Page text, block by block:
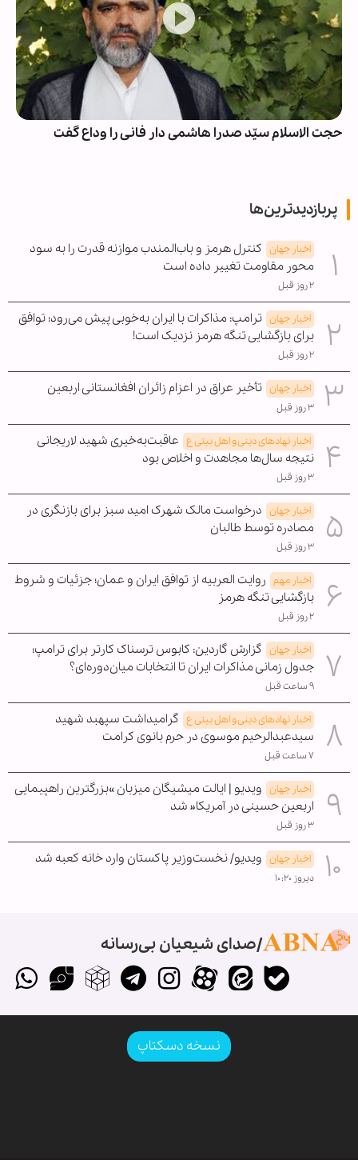
حجت الاسلام سیّد صدرا هاشمی دار فانی را وداع گفت
پربازدیدترین‌ها
اخبار جهان کنترل هرمز و باب‌المندب موازنه قدرت را به سود
محور مقاومت تغییر داده است
۲ روز قبل
اخبار جهان ترامپ: مذاکرات با ایران به‌خوبی پیش می‌رود؛ توافق
برای بازگشایی تنگه هرمز نزدیک است!
۲ روز قبل
اخبار جهان تأخیر عراق در اعزام زائران افغانستانی اربعین
۳ روز قبل
اخبار نهادهای دینی و اهل بیتی ع عاقبت‌به‌خیری شهید لاریجانی
نتیجه سال‌ها مجاهدت و اخلاص بود
۳ روز قبل
اخبار جهان درخواست مالک شهرک امید سبز برای بازنگری در
مصادره توسط طالبان
۳ روز قبل
اخبار مهم روایت العربیه از توافق ایران و عمان؛ جزئیات و شروط
بازگشایی تنگه هرمز
۲ روز قبل
اخبار جهان گزارش گاردین: کابوس ترسناک کارتر برای ترامپ؛
جدول زمانی مذاکرات ایران تا انتخابات میان‌دوره‌ای؟
۹ ساعت قبل
اخبار نهادهای دینی و اهل بیتی ع گرامیداشت سپهبد شهید
سیدعبدالرحیم موسوی در حرم بانوی کرامت
۷ ساعت قبل
اخبار جهان ویدیو | ایالت میشیگان میزبان »بزرگترین راهپیمایی
اربعین حسینی در آمریکا« شد
۳ روز قبل
اخبار جهان ویدیو/ نخست‌وزیر پاکستان وارد خانه کعبه شد
دیروز ۱۰:۲۰
صدای شیعیان بی‌رسانه
نسخه دسکتاپ